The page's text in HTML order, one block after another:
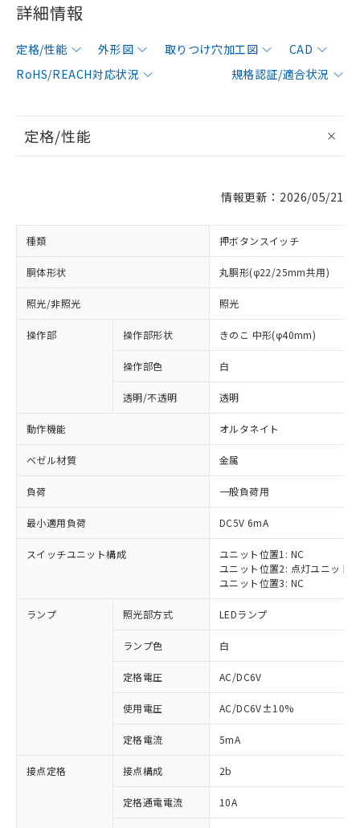
詳細情報
定格/性能 外形図 取りつけ穴加工図
CAD
RoHS/REACH対応状況
規格認証/適合状況
定格/性能
情報更新：2026/05/21
種類 押ボタンスイッチ
胴体形状 丸胴形(φ22/25mm共用)
照光/非照光 照光
操作部 操作部形状 きのこ 中形(φ40mm)
操作部色 白
透明/不透明 透明
動作機能 オルタネイト
ベゼル材質 金属
負荷 一般負荷用
最小適用負荷 DC5V 6mA
スイッチユニット構成
ユニット位置1: NC
ユニット位置2: 点灯ユニット
ユニット位置3: NC
ランプ 照光部方式 LEDランプ
ランプ色 白
定格電圧 AC/DC6V
使用電圧 AC/DC6V±10%
定格電流 5mA
接点定格 接点構成 2b
定格通電電流 10A
ご利用条件
以下の条件をお読みいただき、同意のうえ
ご利用ください。
商品の当社在庫状況および標準価格
(税抜)を提供させていただくもので
対応済み：EU RoHS指令（10物質）の
非含有に対応した製品が提供可能な商品で
対応予定：EU RoHS指令（10物質）の非含
有に対応した製品に切り替える予定のある
対応予定なし：EU RoHS指令（10物質）の
非含有に非対応の商品で、対応品を出す予
定はありません。
調査・確認中：EU RoHS指令（10物質）の
非含有の対応状況を調査中または確認中の
非該当品：ライセンス料など無形物で、有
害物質有無と関係のない商品です。
※1 中国RoHS○×表
「○」：最大均質材料含有率が中国RoHSの
基準値以下であることを示します。